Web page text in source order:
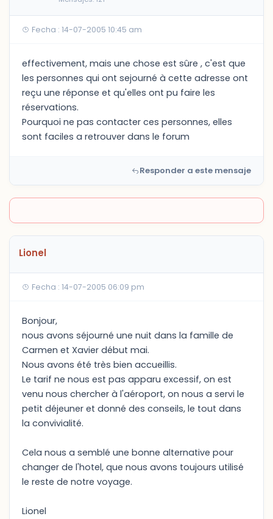
Fecha : 14-07-2005 10:45 am
effectivement, mais une chose est sûre , c'est que
les personnes qui ont sejourné à cette adresse ont
reçu une réponse et qu'elles ont pu faire les
réservations.
Pourquoi ne pas contacter ces personnes, elles
sont faciles a retrouver dans le forum
Responder a este mensaje
Lionel
Fecha : 14-07-2005 06:09 pm
Bonjour,
nous avons séjourné une nuit dans la famille de
Carmen et Xavier début mai.
Nous avons été très bien accueillis.
Le tarif ne nous est pas apparu excessif, on est
venu nous chercher à l'aéroport, on nous a servi le
petit déjeuner et donné des conseils, le tout dans
la convivialité.
Cela nous a semblé une bonne alternative pour
changer de l'hotel, que nous avons toujours utilisé
le reste de notre voyage.
Lionel